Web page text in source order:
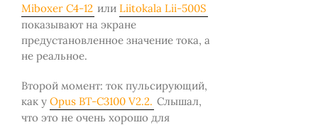
Miboxer C4-12 или Liitokala Lii-500S
показывают на экране
предустановленное значение тока, а
не реальное.
Второй момент: ток пульсирующий,
как у Opus BT-C3100 V2.2. Слышал,
что это не очень хорошо для